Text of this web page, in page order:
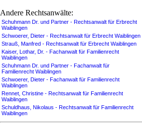
Andere Rechtsanwälte:
Schuhmann Dr. und Partner - Rechtsanwalt für Erbrecht
Waiblingen
Schwoerer, Dieter - Rechtsanwalt für Erbrecht Waiblingen
Strauß, Manfred - Rechtsanwalt für Erbrecht Waiblingen
Kaiser, Lothar, Dr. - Fachanwalt für Familienrecht
Waiblingen
Schuhmann Dr. und Partner - Fachanwalt für
Familienrecht Waiblingen
Schwoerer, Dieter - Fachanwalt für Familienrecht
Waiblingen
Rennet, Christine - Rechtsanwalt für Familienrecht
Waiblingen
Schuldhaus, Nikolaus - Rechtsanwalt für Familienrecht
Waiblingen